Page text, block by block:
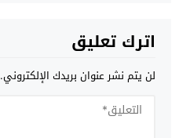
اترك تعليق
لن يتم نشر عنوان بريدك الإلكتروني.